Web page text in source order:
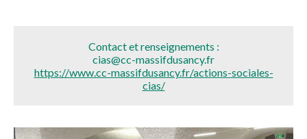
Contact et renseignements :
cias@cc-massifdusancy.fr
https://www.cc-massifdusancy.fr/actions-sociales-
cias/